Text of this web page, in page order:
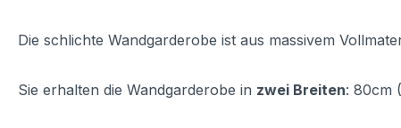
Die schlichte Wandgarderobe ist aus massivem
Sie erhalten die Wandgarderobe in zwei Breiten: 80cm